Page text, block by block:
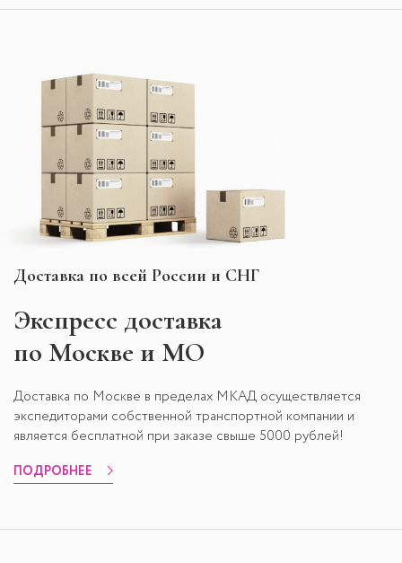
Доставка по всей России и СНГ
Экспресс доставка
по Москве и МО
Доставка по Москве в пределах МКАД осуществляется
экспедиторами собственной транспортной компании и
является бесплатной при заказе свыше 5000 рублей!
ПОДРОБНЕЕ